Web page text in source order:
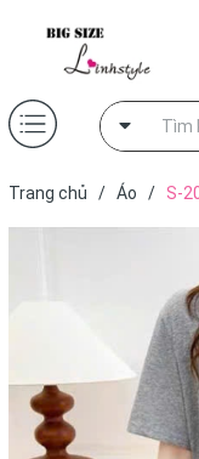
Trang chủ / Áo / S-